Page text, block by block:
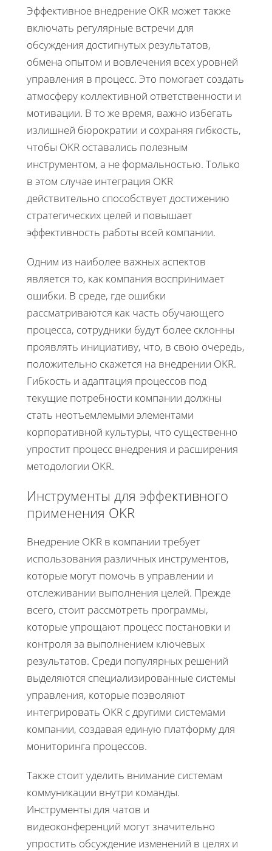
Эффективное внедрение OKR может также
включать регулярные встречи для
обсуждения достигнутых результатов,
обмена опытом и вовлечения всех уровней
управления в процесс. Это помогает создать
атмосферу коллективной ответственности и
мотивации. В то же время, важно избегать
излишней бюрократии и сохраняя гибкость,
чтобы OKR оставались полезным
инструментом, а не формальностью. Только
в этом случае интеграция OKR
действительно способствует достижению
стратегических целей и повышает
эффективность работы всей компании.
Одним из наиболее важных аспектов
является то, как компания воспринимает
ошибки. В среде, где ошибки
рассматриваются как часть обучающего
процесса, сотрудники будут более склонны
проявлять инициативу, что, в свою очередь,
положительно скажется на внедрении OKR.
Гибкость и адаптация процессов под
текущие потребности компании должны
стать неотъемлемыми элементами
корпоративной культуры, что существенно
упростит процесс внедрения и расширения
методологии OKR.
Инструменты для эффективного
применения OKR
Внедрение OKR в компании требует
использования различных инструментов,
которые могут помочь в управлении и
отслеживании выполнения целей. Прежде
всего, стоит рассмотреть программы,
которые упрощают процесс постановки и
контроля за выполнением ключевых
результатов. Среди популярных решений
выделяются специализированные системы
управления, которые позволяют
интегрировать OKR с другими системами
компании, создавая единую платформу для
мониторинга процессов.
Также стоит уделить внимание системам
коммуникации внутри команды.
Инструменты для чатов и
видеоконференций могут значительно
упростить обсуждение изменений в целях и